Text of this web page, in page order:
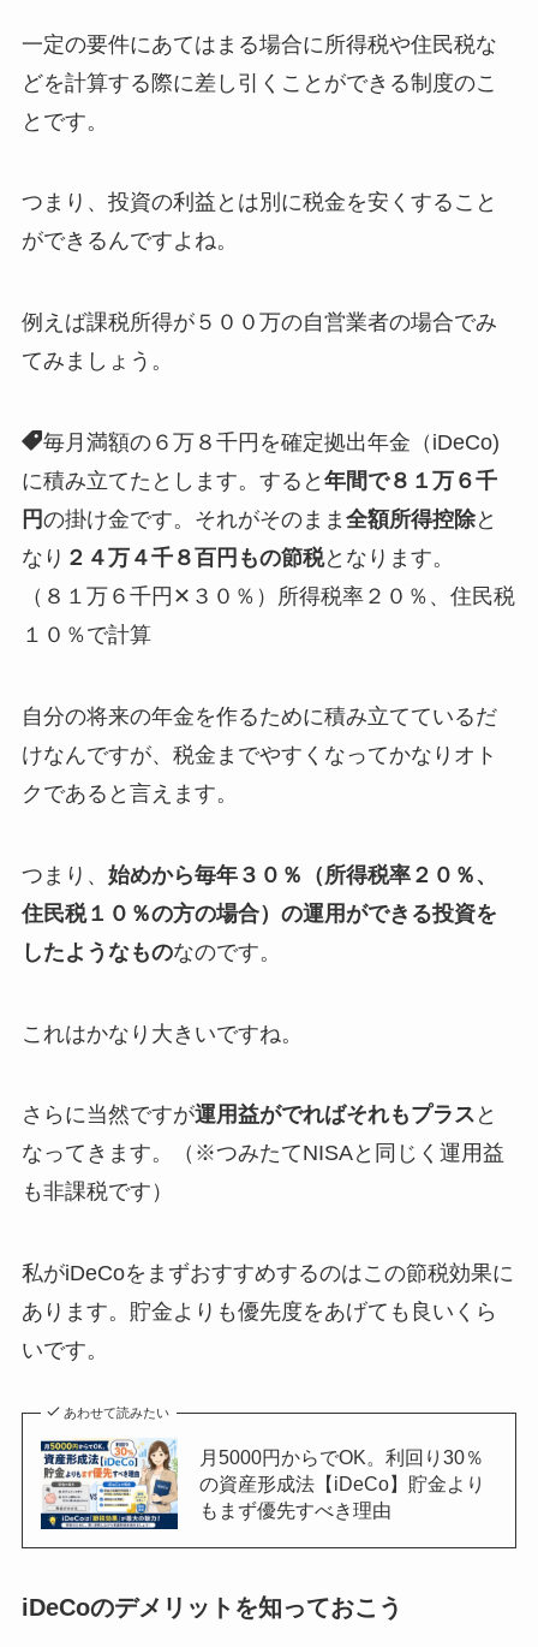
一定の要件にあてはまる場合に所得税や住民税な
どを計算する際に差し引くことができる制度のこ
とです。
つまり、投資の利益とは別に税金を安くすること
ができるんですよね。
例えば課税所得が５００万の自営業者の場合でみ
てみましょう。
毎月満額の６万８千円を確定拠出年金（iDeCo)
に積み立てたとします。すると 年間で８１万６千
円の掛け金です。それがそのまま 全額所得控除と
なり ２４万４千８百円もの節税となります。
（８１万６千円✕３０％）所得税率２０％、住民税
１０％で計算
自分の将来の年金を作るために積み立てているだ
けなんですが、税金までやすくなってかなりオト
クであると言えます。
つまり、 始めから毎年３０％（所得税率２０％、
住民税１０％の方の場合）の運用ができる投資を
したようなものなのです。
これはかなり大きいですね。
さらに当然ですが運用益がでればそれもプラス と
なってきます。（※つみたてNISAと同じく運用益
も非課税です）
私がiDeCoをまずおすすめするのはこの節税効果に
あります。貯金よりも優先度をあげても良いくら
いです。
あわせて読みたい
月5000円からでOK。利回り30％
の資産形成法【iDeCo】貯金より
もまず優先すべき理由
iDeCoのデメリットを知っておこう